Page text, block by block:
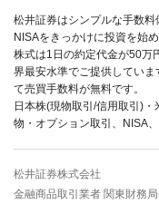
松井証券はシンプルな手数
NISAをきっかけに投資を始
株式は1日の約定代金が50万
界最安水準でご提供してい
て売買手数料が無料です。
日本株(現物取引/信用取引)
物・オプション取引、NISA
松井証券株式会社
金融商品取引業者 関東財務